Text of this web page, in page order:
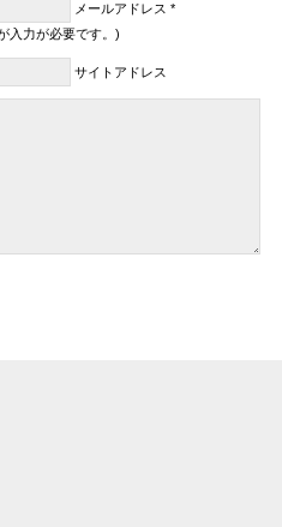
メールアドレス *
入力が必要です。)
サイトアドレス